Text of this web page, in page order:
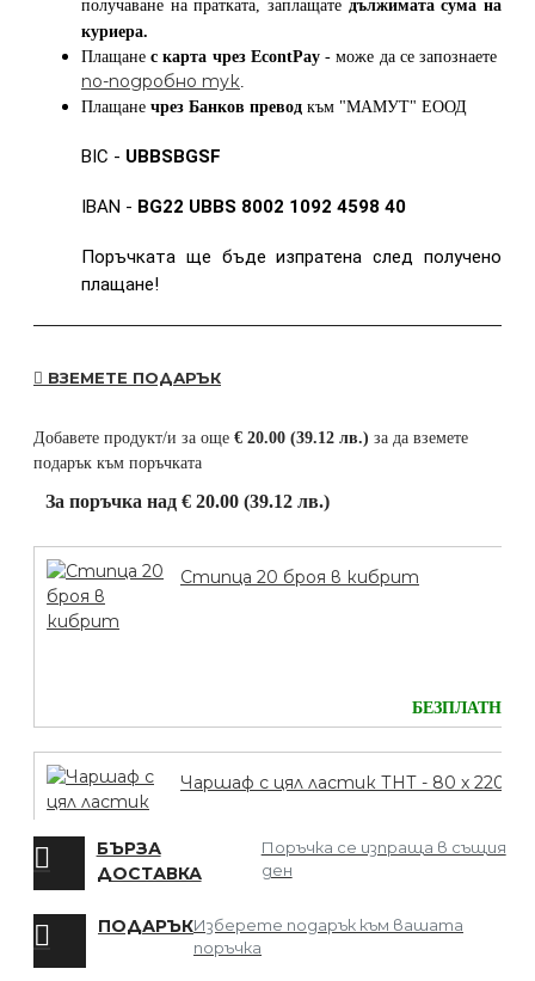
получаване на пратката, заплащате дължимата сума на
куриера.
Плащанес карта чрез EcontPay- може да се запознаете
по-подробно тук.
Плащане чрез Банков превод към "МАМУТ" ЕООД
BIC - UBBSBGSF
IBAN - BG22 UBBS 8002 1092 4598 40
Поръчката ще бъде изпратена след получено
плащане!
ВЗЕМЕТЕ ПОДАРЪК
Добавете продукт/и за още € 20.00 (39.12 лв.) за да вземете
подарък към поръчката
За поръчка над € 20.00 (39.12 лв.)
Стипца 20 броя в кибрит
БЕЗПЛАТНО
Чаршаф с цял ластик ТНТ - 80 х 220
БЪРЗА
ДОСТАВКА
Поръчка се изпраща в същия
ден
ПОДАРЪКИзберете подарък към вашата
поръчка